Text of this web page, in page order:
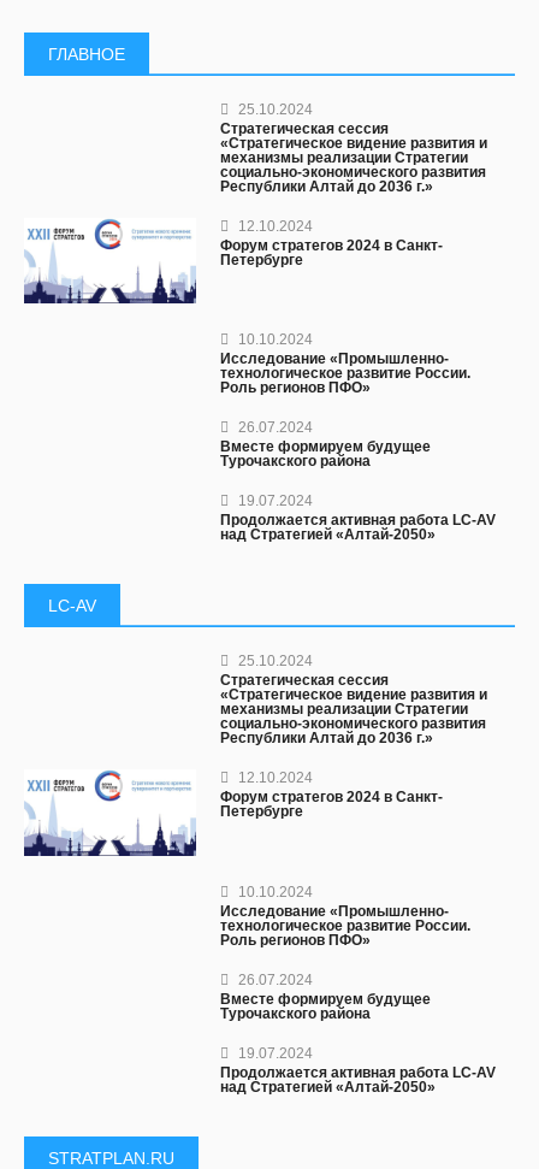
ГЛАВНОЕ
25.10.2024
Стратегическая сессия
«Стратегическое видение развития и
механизмы реализации Стратегии
социально-экономического развития
Республики Алтай до 2036 г.»
12.10.2024
Форум стратегов 2024 в Санкт-
Петербурге
10.10.2024
Исследование «Промышленно-
технологическое развитие России.
Роль регионов ПФО»
26.07.2024
Вместе формируем будущее
Турочакского района
19.07.2024
Продолжается активная работа LC-AV
над Стратегией «Алтай-2050»
LC-AV
25.10.2024
Стратегическая сессия
«Стратегическое видение развития и
механизмы реализации Стратегии
социально-экономического развития
Республики Алтай до 2036 г.»
12.10.2024
Форум стратегов 2024 в Санкт-
Петербурге
10.10.2024
Исследование «Промышленно-
технологическое развитие России.
Роль регионов ПФО»
26.07.2024
Вместе формируем будущее
Турочакского района
19.07.2024
Продолжается активная работа LC-AV
над Стратегией «Алтай-2050»
STRATPLAN.RU